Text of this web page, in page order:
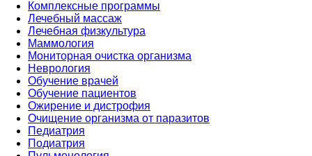
Комплексные программы
Лечебный массаж
Лечебная физкультура
Маммология
Мониторная очистка организма
Неврология
Обучение врачей
Обучение пациентов
Ожирение и дистрофия
Очищение организма от паразитов
Педиатрия
Подиатрия